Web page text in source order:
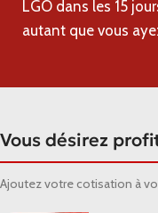
LGO dans les 15
autant que vous
Vous désirez
Ajoutez votre cotisation à